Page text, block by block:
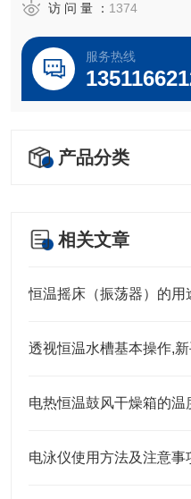
访 问 量 ： 1374
服务热线
产品分类
相关文章
恒温摇床（振荡器）的用
透视恒温水槽基本操作,
电热恒温鼓风干燥箱的温
电泳仪使用方法及注意事